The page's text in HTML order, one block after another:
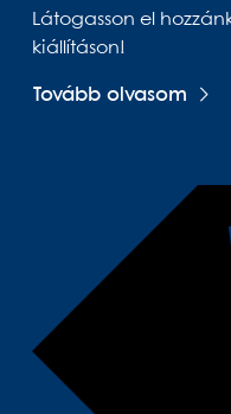
Látogasson el
kiállításon!
Tovább olvasom